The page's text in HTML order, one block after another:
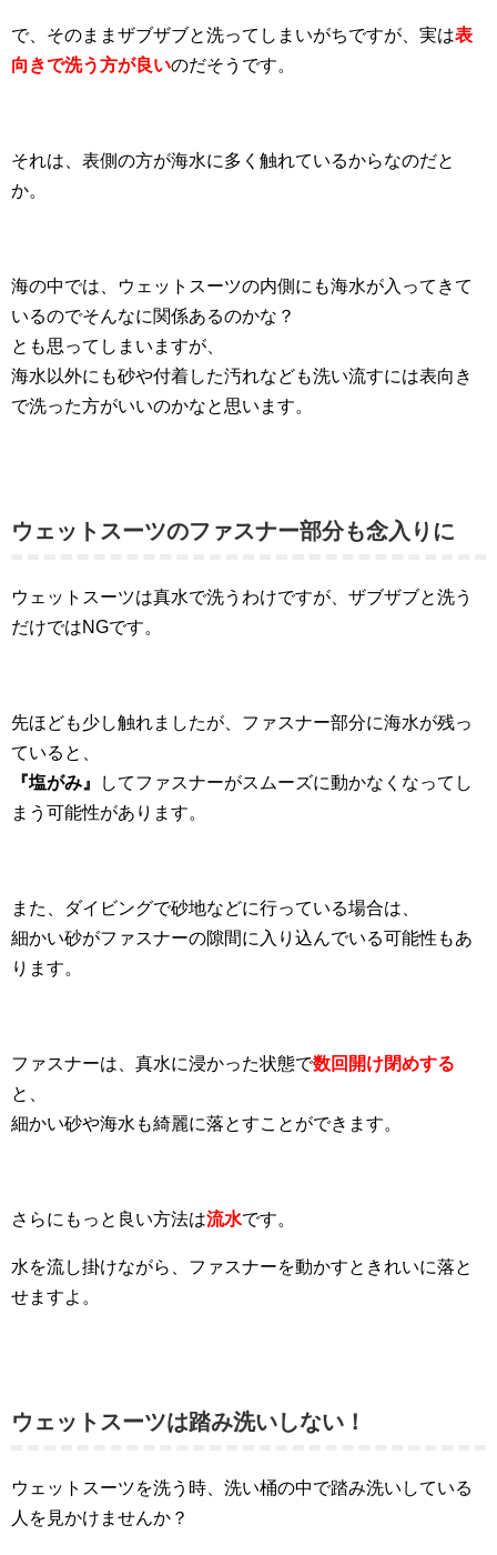
で、そのままザブザブと洗ってしまいがちですが、実は表
向きで洗う方が良いのだそうです。
それは、表側の方が海水に多く触れているからなのだと
か。
海の中では、ウェットスーツの内側にも海水が入ってきて
いるのでそんなに関係あるのかな？
とも思ってしまいますが、
海水以外にも砂や付着した汚れなども洗い流すには表向き
で洗った方がいいのかなと思います。
ウェットスーツのファスナー部分も念入りに
ウェットスーツは真水で洗うわけですが、ザブザブと洗う
だけではNGです。
先ほども少し触れましたが、ファスナー部分に海水が残っ
ていると、
『塩がみ』
してファスナーがスムーズに動かなくなってし
まう可能性があります。
また、ダイビングで砂地などに行っている場合は、
細かい砂がファスナーの隙間に入り込んでいる可能性もあ
ります。
ファスナーは、真水に浸かった状態で数回開け閉めする
と、
細かい砂や海水も綺麗に落とすことができます。
さらにもっと良い方法は流水です。
水を流し掛けながら、ファスナーを動かすときれいに落と
せますよ。
ウェットスーツは踏み洗いしない！
ウェットスーツを洗う時、洗い桶の中で踏み洗いしている
人を見かけませんか？